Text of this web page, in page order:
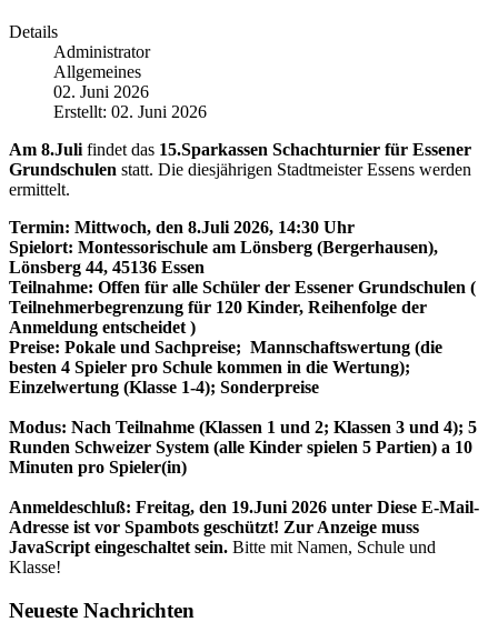
Details
Administrator
Allgemeines
02. Juni 2026
Erstellt: 02. Juni 2026
Am 8.Juli findet das 15.Sparkassen Schachturnier für Essener
Grundschulen statt. Die diesjährigen Stadtmeister Essens werden
ermittelt.
Termin: Mittwoch, den 8.Juli 2026, 14:30 Uhr
Spielort: Montessorischule am Lönsberg (Bergerhausen),
Lönsberg 44, 45136 Essen
Teilnahme: Offen für alle Schüler der Essener Grundschulen (
Teilnehmerbegrenzung für 120 Kinder, Reihenfolge der
Anmeldung entscheidet )
Preise: Pokale und Sachpreise; Mannschaftswertung (die
besten 4 Spieler pro Schule kommen in die Wertung);
Einzelwertung (Klasse 1-4); Sonderpreise
Modus: Nach Teilnahme (Klassen 1 und 2; Klassen 3 und 4); 5
Runden Schweizer System (alle Kinder spielen 5 Partien) a 10
Minuten pro Spieler(in)
Anmeldeschluß: Freitag, den 19.Juni 2026 unter Diese E-Mail-
Adresse ist vor Spambots geschützt! Zur Anzeige muss
JavaScript eingeschaltet sein. Bitte mit Namen, Schule und
Klasse!
Neueste Nachrichten